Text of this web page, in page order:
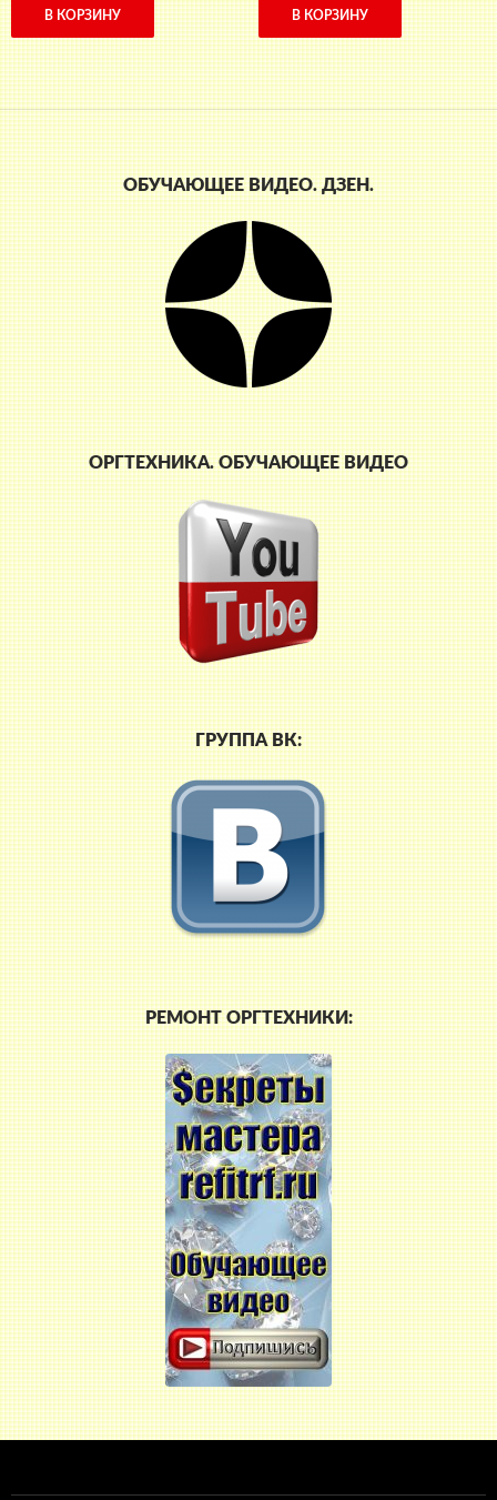
составляла
800 ₽.
В КОРЗИНУ
составляла
150 ₽.
В КОРЗИНУ
ОБУЧАЮЩЕЕ ВИДЕО. ДЗЕН.
ОРГТЕХНИКА. ОБУЧАЮЩЕЕ ВИДЕО
ГРУППА ВК:
РЕМОНТ ОРГТЕХНИКИ: